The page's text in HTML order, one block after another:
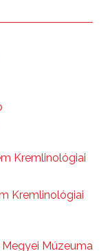
Kremlinológiai